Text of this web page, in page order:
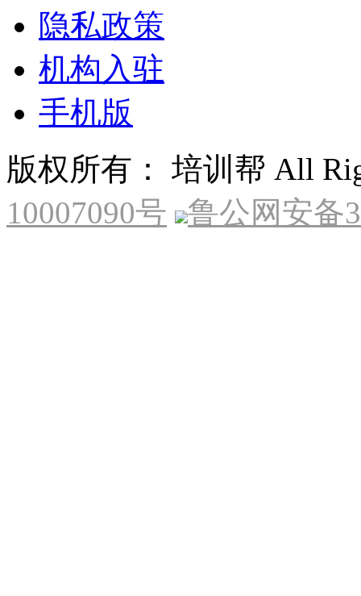
隐私政策
机构入驻
手机版
版权所有： 培训帮 All
10007090号
鲁公网安备